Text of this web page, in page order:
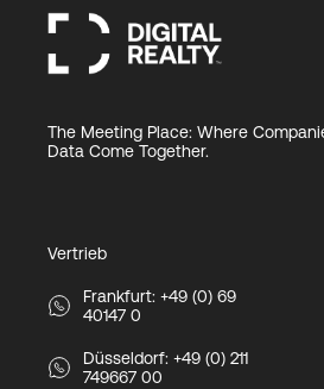
The Meeting Place: Where
Data Come Together.
Vertrieb
Frankfurt: +49 (0) 69
40147 0
Düsseldorf: +49 (0) 211
749667 00